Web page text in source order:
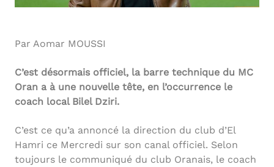
Par Aomar MOUSSI
C’est désormais officiel, la barre technique du MC
Oran a à une nouvelle tête, en l’occurrence le
coach local Bilel Dziri.
C’est ce qu’a annoncé la direction du club d’El
Hamri ce Mercredi sur son canal officiel. Selon
toujours le communiqué du club Oranais, le coach